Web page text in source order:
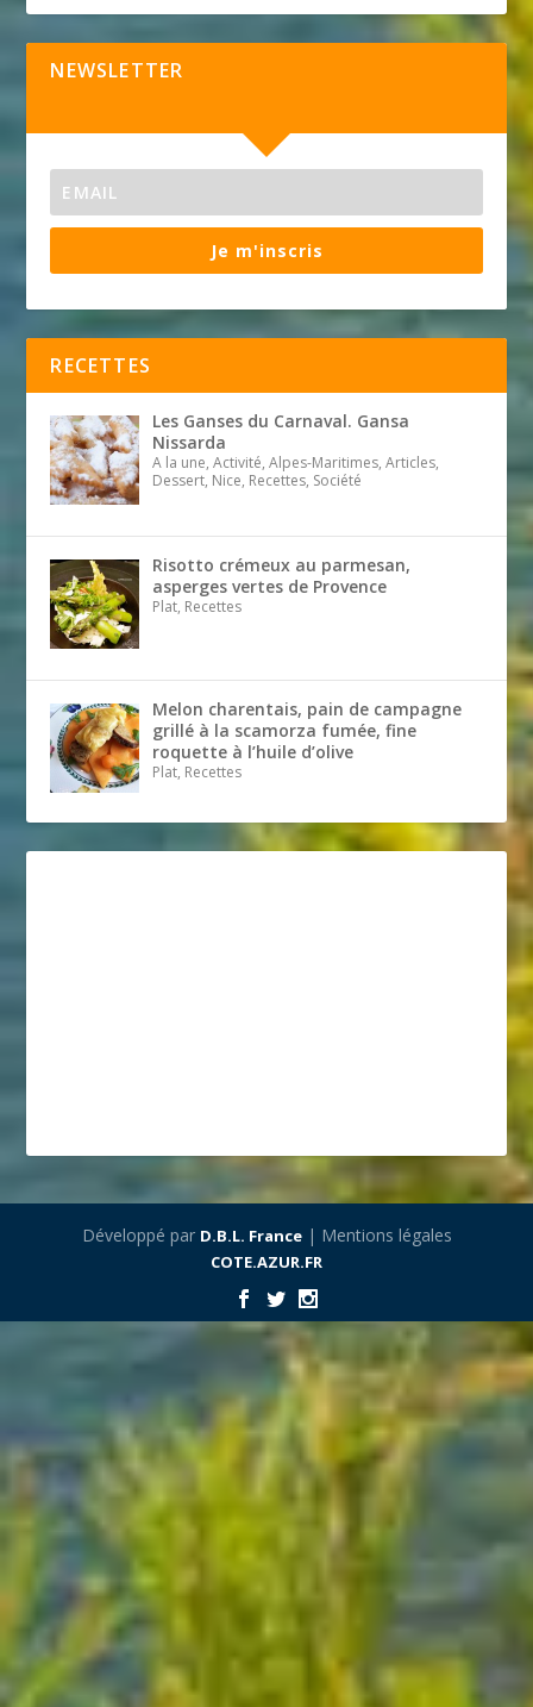
NEWSLETTER
Je m'inscris
RECETTES
Les Ganses du Carnaval. Gansa
Nissarda
A la une, Activité, Alpes-Maritimes, Articles,
Dessert, Nice, Recettes, Société
Risotto crémeux au parmesan,
asperges vertes de Provence
Plat, Recettes
Melon charentais, pain de campagne
grillé à la scamorza fumée, fine
roquette à l’huile d’olive
Plat, Recettes
Développé par D.B.L. France| Mentions légales
COTE.AZUR.FR